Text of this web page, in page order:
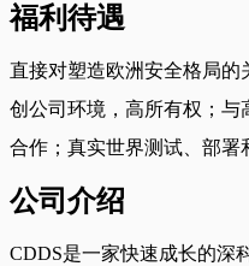
福利待遇
直接对塑造欧洲安全格局的
创公司环境，高所有权；与
合作；真实世界测试、部署
公司介绍
CDDS是一家快速成长的深